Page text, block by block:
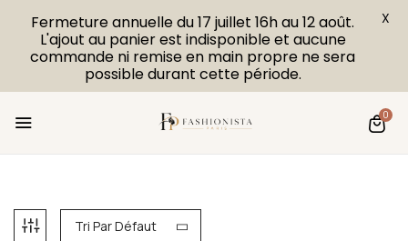
0
Tri Par Défaut
Fermeture annuelle du 17 juillet 16h au 12 août.
L'ajout au panier est indisponible et aucune
commande ni remise en main propre ne sera
possible durant cette période.
X